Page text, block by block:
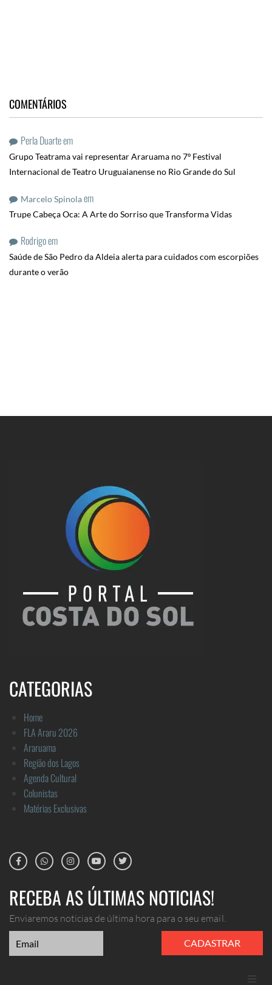
COMENTÁRIOS
Perla Duarteem
Grupo Teatrama vai representar Araruama no 7º Festival
Internacional de Teatro Uruguaianense no Rio Grande do Sul
Marcelo Spinolaem
Trupe Cabeça Oca: A Arte do Sorriso que Transforma Vidas
Rodrigoem
Saúde de São Pedro da Aldeia alerta para cuidados com escorpiões
durante o verão
CATEGORIAS
Home
FLA Araru 2026
Araruama
Região dos Lagos
Agenda Cultural
Colunistas
Matérias Exclusivas
RECEBA AS ÚLTIMAS NOTICIAS!
Enviaremos noticias de última hora para o seu email.
CADASTRAR